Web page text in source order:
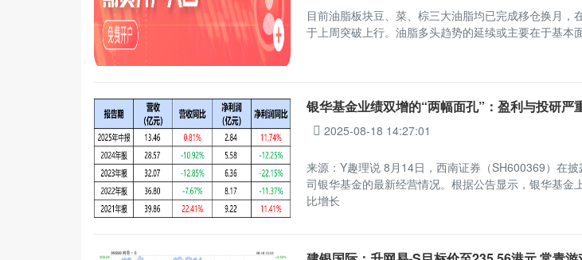
目前油脂板块豆、菜、棕三大油脂均已完成移仓换月，
于上周突破上行。油脂多头趋势的延续或主要在于基本
银华基金业绩双增的“两幅面孔”：盈利与投研严
2025-08-18 14:27:01
来源：Y趣理说 8月14日，西南证券（SH600369）在
司银华基金的最新经营情况。根据公告显示，银华基金
比增长